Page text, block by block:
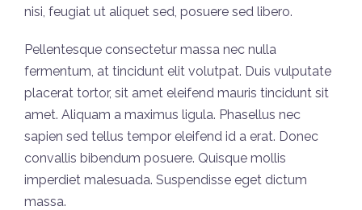
nisi, feugiat ut aliquet sed, posuere sed libero.
Pellentesque consectetur massa nec nulla
fermentum, at tincidunt elit volutpat. Duis vulputate
placerat tortor, sit amet eleifend mauris tincidunt sit
amet. Aliquam a maximus ligula. Phasellus nec
sapien sed tellus tempor eleifend id a erat. Donec
convallis bibendum posuere. Quisque mollis
imperdiet malesuada. Suspendisse eget dictum
massa.